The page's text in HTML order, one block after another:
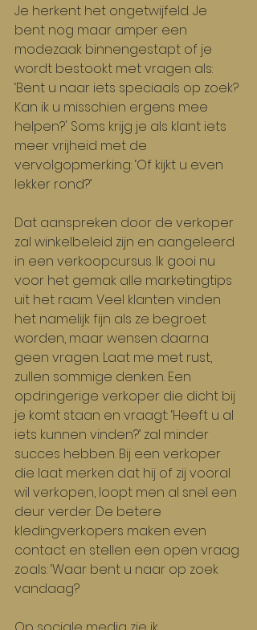
Je herkent het ongetwijfeld. Je
bent nog maar amper een
modezaak binnengestapt of je
wordt bestookt met vragen als:
‘Bent u naar iets speciaals op zoek?
Kan ik u misschien ergens mee
helpen?' Soms krijg je als klant iets
meer vrijheid met de
vervolgopmerking: ‘Of kijkt u even
lekker rond?’
Dat aanspreken door de verkoper
zal winkelbeleid zijn en aangeleerd
in een verkoopcursus. Ik gooi nu
voor het gemak alle marketingtips
uit het raam. Veel klanten vinden
het namelijk fijn als ze begroet
worden, maar wensen daarna
geen vragen. Laat me met rust,
zullen sommige denken. Een
opdringerige verkoper die dicht bij
je komt staan en vraagt: ‘Heeft u al
iets kunnen vinden?’ zal minder
succes hebben. Bij een verkoper
die laat merken dat hij of zij vooral
wil verkopen, loopt men al snel een
deur verder. De betere
kledingverkopers maken even
contact en stellen een open vraag
zoals: ‘Waar bent u naar op zoek
vandaag?